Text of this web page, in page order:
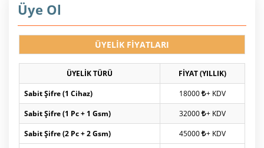
Üye Ol
ÜYELİK FİYATLARI
ÜYELİK TÜRÜ
FİYAT (YILLIK)
Sabit Şifre (1 Cihaz)
18000 + KDV
Sabit Şifre (1 Pc + 1 Gsm)
32000 + KDV
Sabit Şifre (2 Pc + 2 Gsm)
45000 + KDV